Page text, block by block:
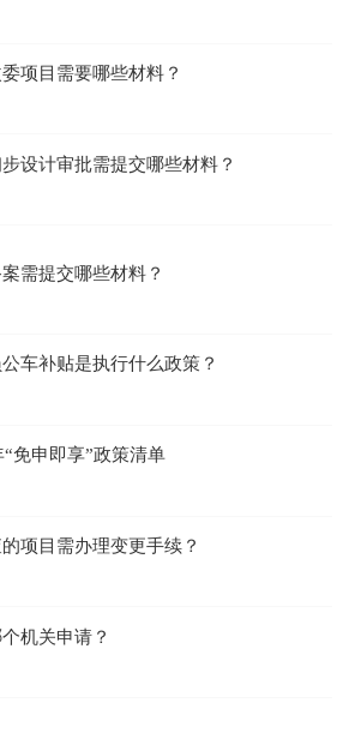
项目需要哪些材料？
设计审批需提交哪些材料？
需提交哪些材料？
车补贴是执行什么政策？
免申即享”政策清单
项目需办理变更手续？
机关申请？